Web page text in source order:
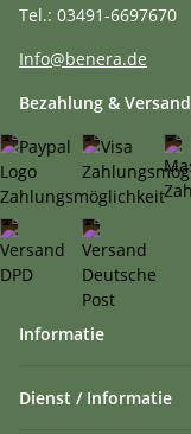
Tel.: 03491-6697670
Info@benera.de
Bezahlung & Versand
Informatie
Dienst / Informatie